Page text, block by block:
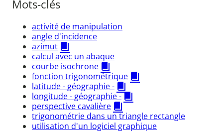
Mots-clés
activité de manipulation
angle d'incidence
azimut
calcul avec un abaque
courbe isochrone
fonction trigonométrique
latitude - géographie -
longitude - géographie -
perspective cavalière
trigonométrie dans un triangle rectangle
utilisation d'un logiciel graphique